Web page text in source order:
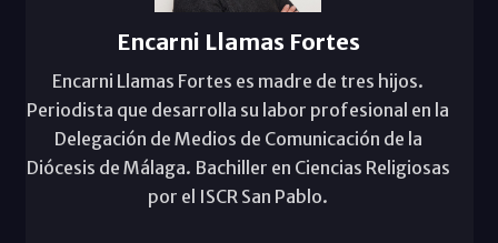
Encarni Llamas Fortes
Encarni Llamas Fortes es madre de tres hijos.
Periodista que desarrolla su labor profesional en la
Delegación de Medios de Comunicación de la
Diócesis de Málaga. Bachiller en Ciencias Religiosas
por el ISCR San Pablo.